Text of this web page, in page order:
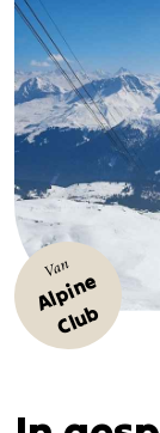
Van
Al
p
i
n
e
Cl
u
b